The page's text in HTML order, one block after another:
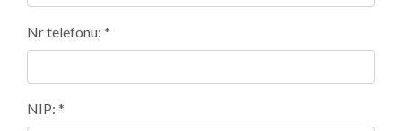
Nr telefonu: *
NIP: *